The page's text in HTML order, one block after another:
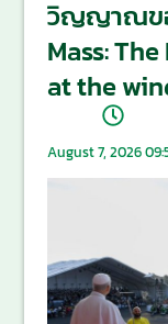
วิญญาณขอ
Mass:
at the
August 7, 2026